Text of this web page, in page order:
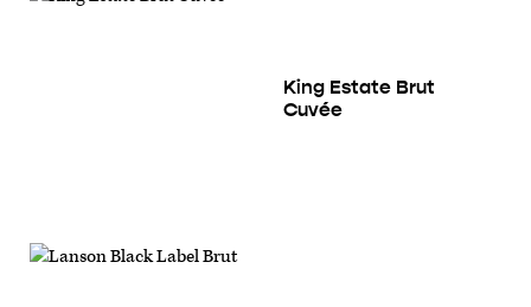
King Estate Brut
Cuvée